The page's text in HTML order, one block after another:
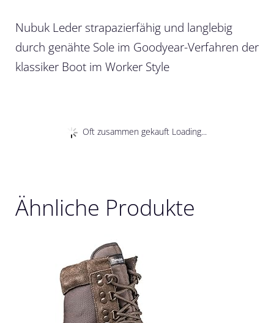
Nubuk Leder strapazierfähig und langlebig
durch genähte Sole im Goodyear-Verfahren der
klassiker Boot im Worker Style
Oft zusammen gekauft Loading...
Ähnliche Produkte